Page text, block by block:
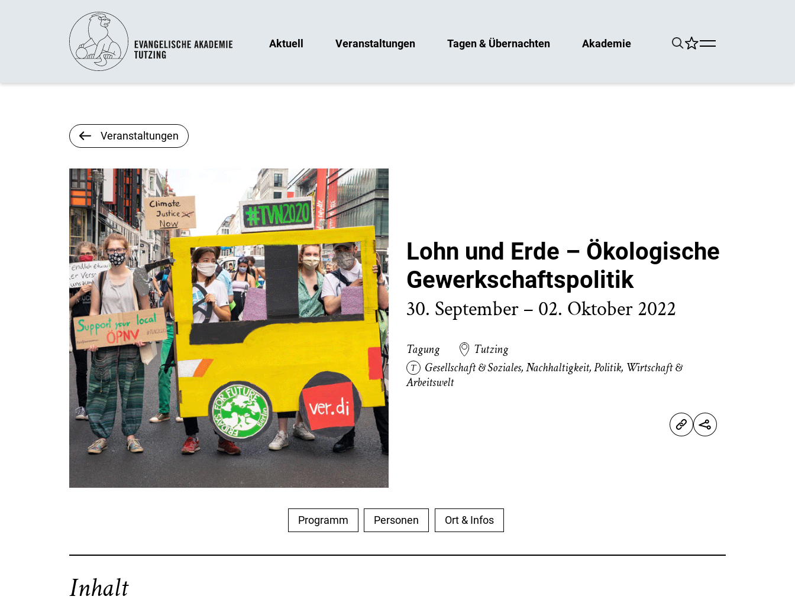
Aktuell Veranstaltungen Tagen & Übernachten Akademie
Veranstaltungen
Lohn und Erde – Ökologische
Gewerkschaftspolitik
30. September – 02. Oktober 2022
Tagung
Tutzing
Gesellschaft & Soziales,Nachhaltigkeit,Politik, Wirtschaft &
Arbeitswelt
Programm Personen Ort & Infos
Inhalt